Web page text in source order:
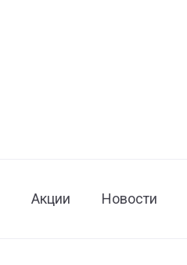
Акции Новости